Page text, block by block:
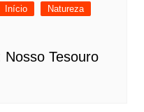
Início
Natureza
Nosso Tesouro